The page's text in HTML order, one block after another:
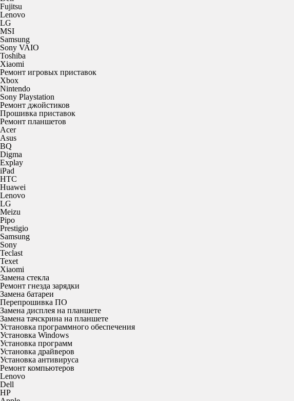
Fujitsu
Lenovo
LG
MSI
Samsung
Sony VAIO
Toshiba
Xiaomi
Ремонт игровых приставок
Xbox
Nintendo
Sony Playstation
Ремонт джойстиков
Прошивка приставок
Ремонт планшетов
Acer
Asus
BQ
Digma
Explay
iPad
HTC
Huawei
Lenovo
LG
Meizu
Pipo
Prestigio
Samsung
Sony
Teclast
Texet
Xiaomi
Замена стекла
Ремонт гнезда зарядки
Замена батареи
Перепрошивка ПО
Замена дисплея на планшете
Замена тачскрина на планшете
Установка программного обеспечения
Установка Windows
Установка программ
Установка драйверов
Установка антивируса
Ремонт компьютеров
Lenovo
Dell
HP